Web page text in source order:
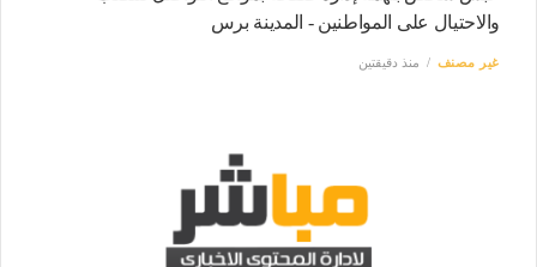
والاحتيال على المواطنين - المدينة برس
غير مصنف منذ دقيقتين